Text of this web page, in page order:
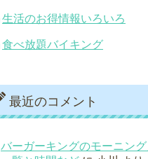
生活のお得情報いろいろ
食べ放題バイキング
最近のコメント
バーガーキングのモーニン